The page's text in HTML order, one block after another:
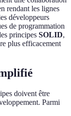
rendant les lignes
développeurs
de programmation
principes SOLID,
plus efficacement
doivent être
Parmi